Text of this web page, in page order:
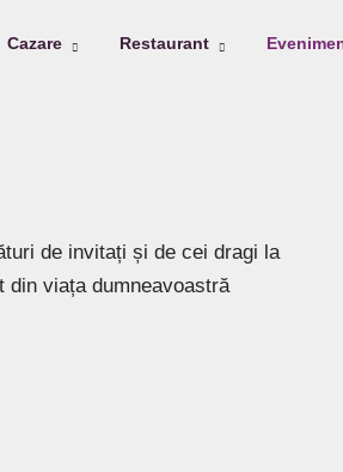
Cazare Restaurant
de invitați și de cei dragi la
din viața dumneavoastră